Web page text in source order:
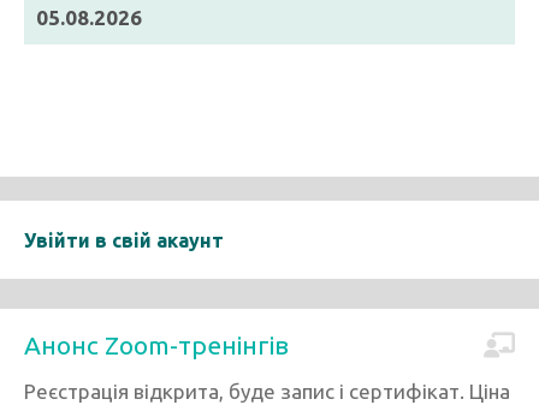
05.08.2026
Увійти в свій акаунт
Анонс Zoom-тренінгів
Реєстрація відкрита, буде запис і сертифікат. Ціна